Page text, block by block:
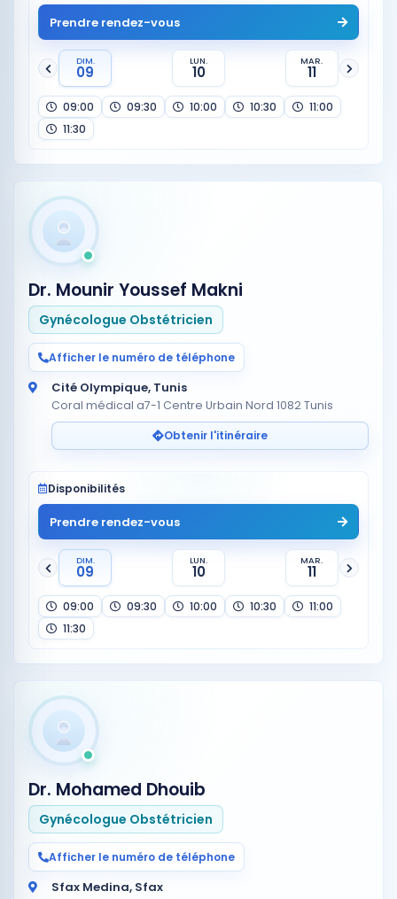
Prendre rendez-vous
DIM.
09
LUN.
10
MAR.
11
09:00 09:30 10:00 10:30
11:00
11:30
Dr. Mounir Youssef Makni
Gynécologue Obstétricien
Afficher le numéro de téléphone
Cité Olympique, Tunis
Coral médical a7-1 Centre Urbain Nord 1082 Tunis
Obtenir l'itinéraire
Disponibilités
Prendre rendez-vous
DIM.
09
LUN.
10
MAR.
11
09:00 09:30 10:00 10:30
11:00
11:30
Dr. Mohamed Dhouib
Gynécologue Obstétricien
Afficher le numéro de téléphone
Sfax Medina, Sfax